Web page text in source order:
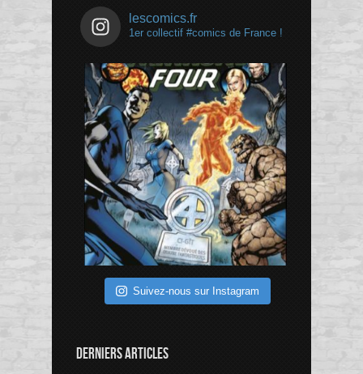
lescomics.fr
1er collectif #comics de France !
Suivez-nous sur Instagram
DERNIERS ARTICLES